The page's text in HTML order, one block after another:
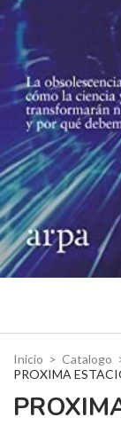
Inicio > Catalogo
PROXIMA